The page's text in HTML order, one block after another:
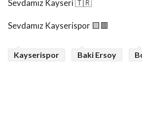
Sevdamız Kayseri 🇹🇷
Sevdamız Kayserispor 🟨🟥
Kayserispor Baki Ersoy